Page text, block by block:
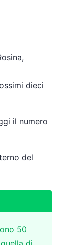
dieci
il numero
del
50